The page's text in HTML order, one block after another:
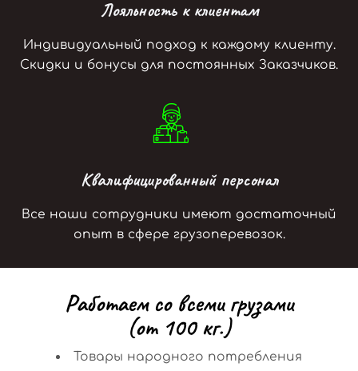
Лояльность к клиентам
Индивидуальный подход к каждому клиенту.
Скидки и бонусы для постоянных Заказчиков.
Квалифицированный персонал
Все наши сотрудники имеют достаточный
опыт в сфере грузоперевозок.
Работаем со всеми грузами
(от 100 кг.)
Товары народного потребления